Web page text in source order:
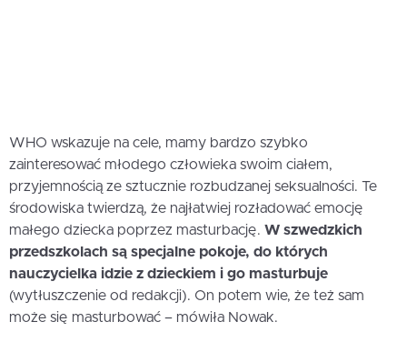
WHO wskazuje na cele, mamy bardzo szybko
zainteresować młodego człowieka swoim ciałem,
przyjemnością ze sztucznie rozbudzanej seksualności. Te
środowiska twierdzą, że najłatwiej rozładować emocję
małego dziecka poprzez masturbację. W szwedzkich
przedszkolach są specjalne pokoje, do których
nauczycielka idzie z dzieckiem i go masturbuje
(wytłuszczenie od redakcji). On potem wie, że też sam
może się masturbować – mówiła Nowak.